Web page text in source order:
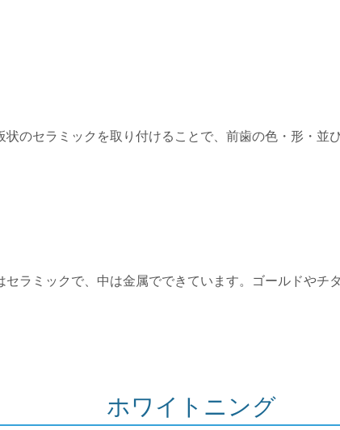
状のセラミックを取り付けることで、前歯の色・形・並
セラミックで、中は金属でできています。ゴールドやチ
ホワイトニング